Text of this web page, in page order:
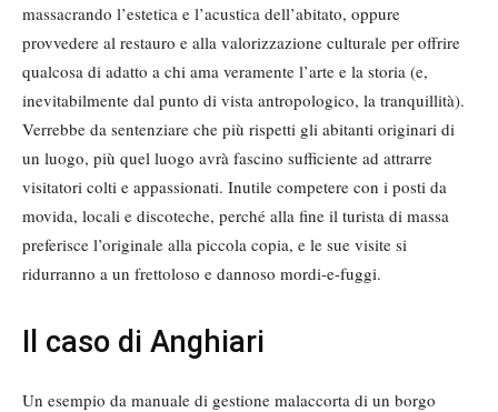
massacrando l’estetica e l’acustica dell’abitato, oppure
provvedere al restauro e alla valorizzazione culturale per offrire
qualcosa di adatto a chi ama veramente l’arte e la storia (e,
inevitabilmente dal punto di vista antropologico, la tranquillità).
Verrebbe da sentenziare che più rispetti gli abitanti originari di
un luogo, più quel luogo avrà fascino sufficiente ad attrarre
visitatori colti e appassionati. Inutile competere con i posti da
movida, locali e discoteche, perché alla fine il turista di massa
preferisce l’originale alla piccola copia, e le sue visite si
ridurranno a un frettoloso e dannoso mordi-e-fuggi.
Il caso di Anghiari
Un esempio da manuale di gestione malaccorta di un borgo